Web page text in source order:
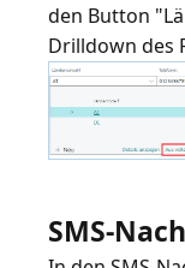
den Button
SMS-